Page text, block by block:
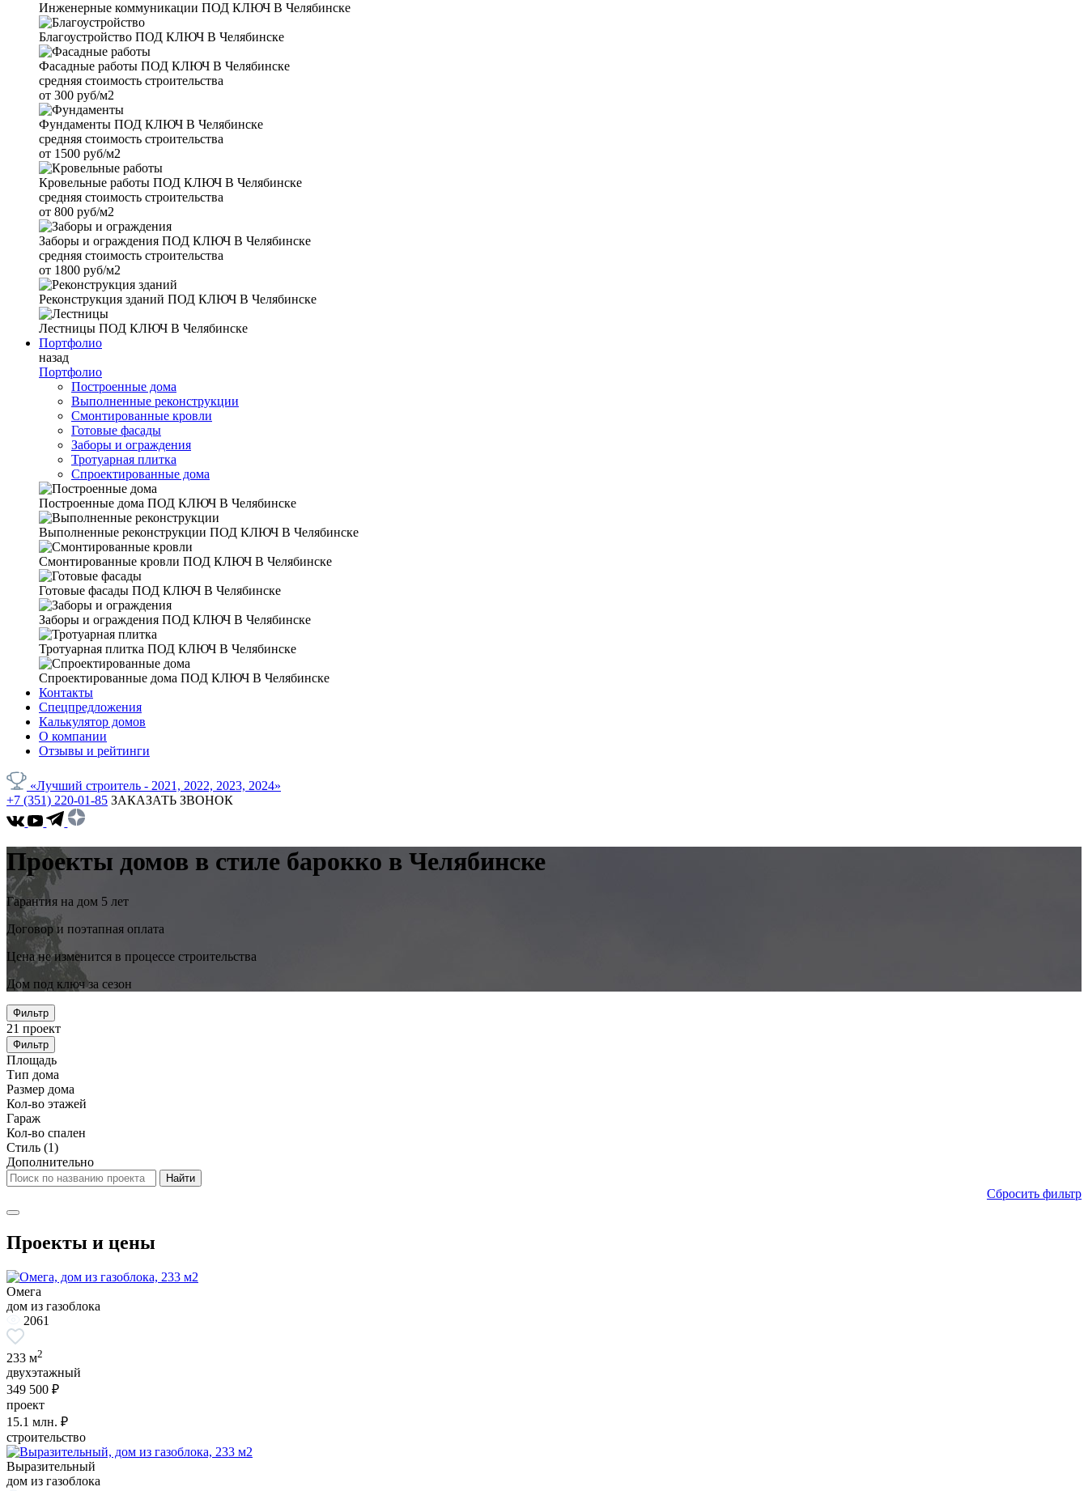
Инженерные коммуникации ПОД КЛЮЧ В Челябинске
Благоустройство ПОД КЛЮЧ В Челябинске
Фасадные работы ПОД КЛЮЧ В Челябинске
средняя стоимость строительства
от 300 руб/м2
Фундаменты ПОД КЛЮЧ В Челябинске
средняя стоимость строительства
от 1500 руб/м2
Кровельные работы ПОД КЛЮЧ В Челябинске
средняя стоимость строительства
от 800 руб/м2
Заборы и ограждения ПОД КЛЮЧ В Челябинске
средняя стоимость строительства
от 1800 руб/м2
Реконструкция зданий ПОД КЛЮЧ В Челябинске
Лестницы ПОД КЛЮЧ В Челябинске
Портфолио
назад
Портфолио
Построенные дома
Выполненные реконструкции
Смонтированные кровли
Готовые фасады
Заборы и ограждения
Тротуарная плитка
Спроектированные дома
Построенные дома ПОД КЛЮЧ В Челябинске
Выполненные реконструкции ПОД КЛЮЧ В Челябинске
Смонтированные кровли ПОД КЛЮЧ В Челябинске
Готовые фасады ПОД КЛЮЧ В Челябинске
Заборы и ограждения ПОД КЛЮЧ В Челябинске
Тротуарная плитка ПОД КЛЮЧ В Челябинске
Спроектированные дома ПОД КЛЮЧ В Челябинске
Контакты
Спецпредложения
Калькулятор домов
О компании
Отзывы и рейтинги
«Лучший строитель - 2021, 2022, 2023, 2024»
+7 (351) 220-01-85 ЗАКАЗАТЬ ЗВОНОК
Проекты домов в стиле барокко в Челябинске
Гарантия на дом 5 лет
Договор и поэтапная оплата
Цена не изменится в процессе строительства
Дом под ключ за сезон
Фильтр
21 проект
Фильтр
Площадь
Тип дома
Размер дома
Кол-во этажей
Гараж
Кол-во спален
Стиль (1)
Дополнительно
Сбросить фильтр
Проекты и цены
Омега
дом из газоблока
2061
233 м2
двухэтажный
349 500 ₽
проект
15.1 млн. ₽
строительство
Выразительный
дом из газоблока